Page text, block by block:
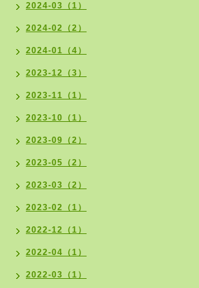
2024-03（1）
2024-02（2）
2024-01（4）
2023-12（3）
2023-11（1）
2023-10（1）
2023-09（2）
2023-05（2）
2023-03（2）
2023-02（1）
2022-12（1）
2022-04（1）
2022-03（1）